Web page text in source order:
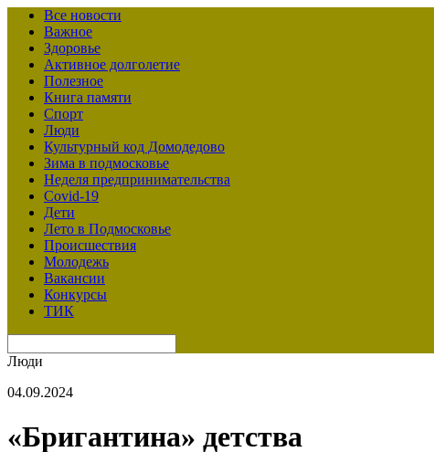
Все новости
Важное
Здоровье
Активное долголетие
Полезное
Книга памяти
Спорт
Люди
Культурный код Домодедово
Зима в подмосковье
Неделя предпринимательства
Covid-19
Дети
Лето в Подмосковье
Происшествия
Молодежь
Вакансии
Конкурсы
ТИК
Люди
04.09.2024
«Бригантина» детства